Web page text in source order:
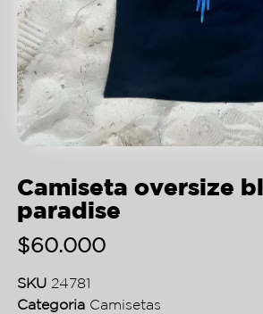
Camiseta oversize
paradise
$60.000
SKU 24781
Categoria Camisetas